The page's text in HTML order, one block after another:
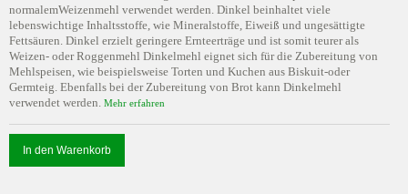
normalemWeizenmehl verwendet werden. Dinkel beinhaltet viele
lebenswichtige Inhaltsstoffe, wie Mineralstoffe, Eiweiß und ungesättigte
Fettsäuren. Dinkel erzielt geringere Ernteerträge und ist somit teurer als
Weizen- oder Roggenmehl Dinkelmehl eignet sich für die Zubereitung von
Mehlspeisen, wie beispielsweise Torten und Kuchen aus Biskuit-oder
Germteig. Ebenfalls bei der Zubereitung von Brot kann Dinkelmehl
verwendet werden. Mehr erfahren
In den Warenkorb